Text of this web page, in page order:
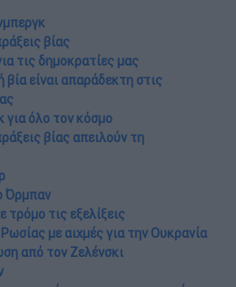
βίας
τις δημοκρατίες μας
είναι απαράδεκτη στις
για όλο τον κόσμο
βίας απειλούν τη
Όρμπαν
τις εξελίξεις
με αιχμές για την Ουκρανία
από τον Ζελένσκι